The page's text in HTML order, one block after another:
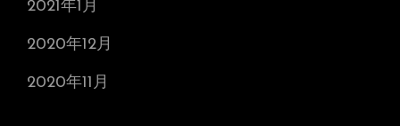
2021年1月
2020年12月
2020年11月